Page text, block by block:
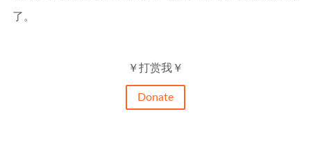
了。
￥打赏我￥
Donate